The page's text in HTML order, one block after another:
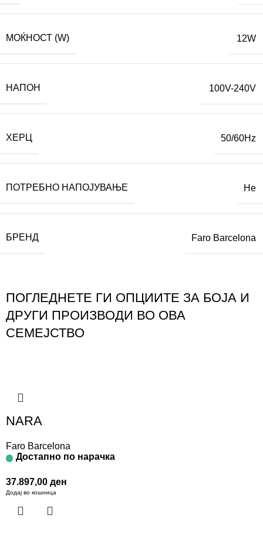
МОЌНОСТ (W) 12W
НАПОН 100V-240V
ХЕРЦ 50/60Hz
ПОТРЕБНО НАПОЈУВАЊЕ Не
БРЕНД Faro Barcelona
ПОГЛЕДНЕТЕ ГИ ОПЦИИТЕ ЗА БОЈА И
ДРУГИ ПРОИЗВОДИ ВО ОВА
СЕМЕЈСТВО
NARA
Faro Barcelona
Достапно по нарачка
37.897,00 ден
Додај во кошница